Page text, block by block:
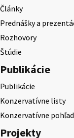
Články
Prednášky a
Rozhovory
Štúdie
Publikácie
Publikácie
Konzervatívne listy
Konzervatívne
Projekty